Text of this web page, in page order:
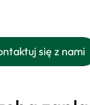
się z nami